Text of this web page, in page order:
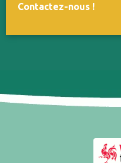
Contactez-nous !